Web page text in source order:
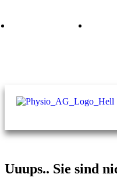
04957 9282800
Uuups.. Sie sind